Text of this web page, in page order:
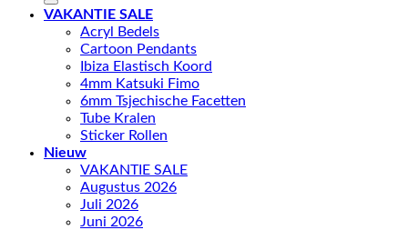
VAKANTIE SALE
Acryl Bedels
Cartoon Pendants
Ibiza Elastisch Koord
4mm Katsuki Fimo
6mm Tsjechische Facetten
Tube Kralen
Sticker Rollen
Nieuw
VAKANTIE SALE
Augustus 2026
Juli 2026
Juni 2026